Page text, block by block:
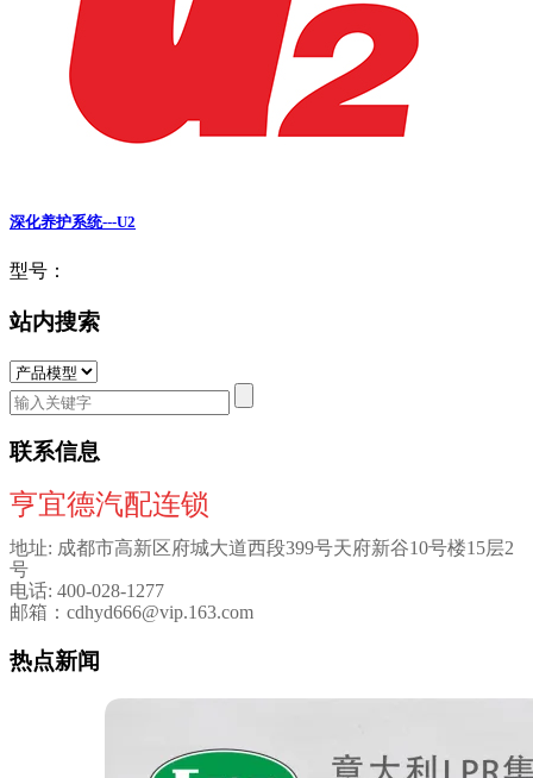
深化养护系统---U2
型号：
站内搜索
联系信息
亨宜德汽配连锁
地址: 成都市高新区府城大道西段399号天府新谷10号楼15层2
号
电话: 400-028-1277
邮箱：cdhyd666@vip.163.com
热点新闻